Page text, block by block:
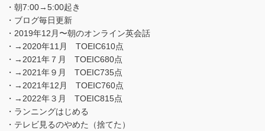
・朝7:00→5:00起き
・ブログ毎日更新
・2019年12月〜朝のオンライン英会話
・→2020年11月 TOEIC610点
・→2021年７月 TOEIC680点
・→2021年９月 TOEIC735点
・→2021年12月 TOEIC760点
・→2022年３月 TOEIC815点
・ランニングはじめる
・テレビ見るのやめた（捨てた）